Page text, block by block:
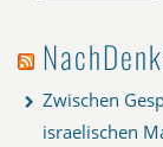
Zwischen
israelischen